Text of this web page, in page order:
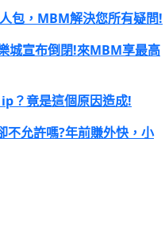
包，MBM解決您所有疑問!
城宣布倒閉!來MBM享最高
？竟是這個原因造成!
不允許嗎?年前賺外快，小